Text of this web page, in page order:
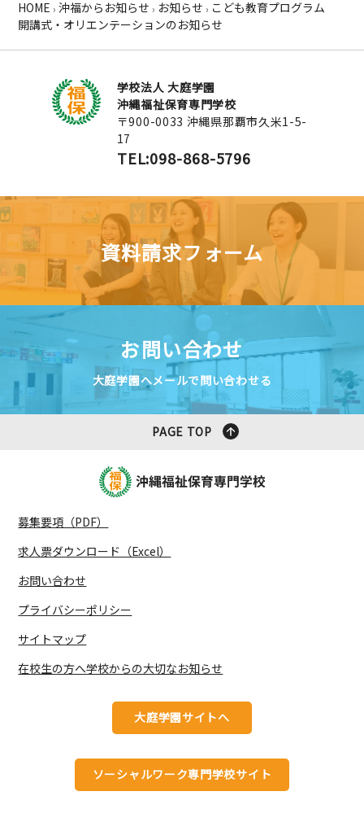
HOME › 沖福からお知らせ › お知らせ › こども教育プログラム
開講式・オリエンテーションのお知らせ
学校法人 大庭学園
沖縄福祉保育専門学校
〒900-0033 沖縄県那覇市久米1-5-
17
TEL:098-868-5796
資料請求フォーム
お問い合わせ
大庭学園へメールで問い合わせる
PAGE TOP
募集要項（PDF）
求人票ダウンロード（Excel）
お問い合わせ
プライバシーポリシー
サイトマップ
在校生の方へ学校からの大切なお知らせ
大庭学園サイトへ
ソーシャルワーク専門学校サイト